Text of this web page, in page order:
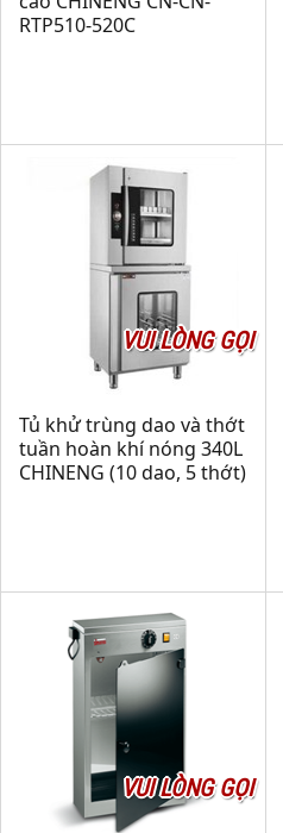
RTP510-520C
VUI LÒNG GỌI
Tủ khử trùng dao và thớt
tuần hoàn khí nóng 340L
CHINENG (10 dao, 5 thớt)
VUI LÒNG GỌI